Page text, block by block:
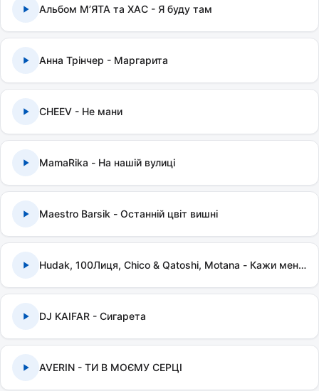
Альбом МʼЯТА та ХАС - Я буду там
Анна Трінчер - Маргарита
CHEEV - Не мани
MamaRika - На нашій вулиці
Maestro Barsik - Останній цвіт вишні
Hudak, 100Лиця, Chico & Qatoshi, Motana - Кажи мені правду
DJ KAIFAR - Сигарета
AVERIN - ТИ В МОЄМУ СЕРЦІ